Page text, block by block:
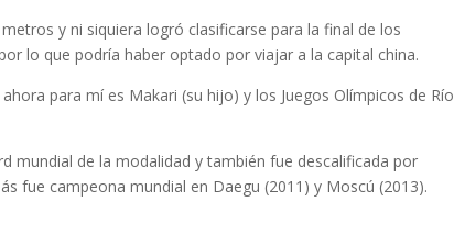
y ni siquiera logró clasificarse para la final de los
lo que podría haber optado por viajar a la capital china.
para mí es Makari (su hijo) y los Juegos Olímpicos de Río
mundial de la modalidad y también fue descalificada por
fue campeona mundial en Daegu (2011) y Moscú (2013).